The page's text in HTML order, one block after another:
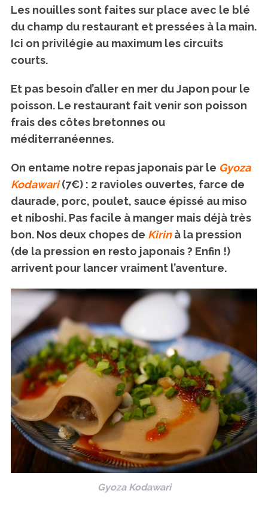
Les nouilles sont faites sur place avec le blé
du champ du restaurant et pressées à la main.
Ici on privilégie au maximum les circuits
courts.
Et pas besoin d’aller en mer du Japon pour le
poisson. Le restaurant fait venir son poisson
frais des côtes bretonnes ou
méditerranéennes.
On entame notre repas japonais par le Gyoza
Kodawari(7€) : 2 ravioles ouvertes, farce de
daurade, porc, poulet, sauce épissé au miso
et niboshi. Pas facile à manger mais déjà très
bon. Nos deux chopes de Kirin à la pression
(de la pression en resto japonais ? Enfin !)
arrivent pour lancer vraiment l’aventure.
Gyoza Kodawari
S
a
r
c
o
r
: